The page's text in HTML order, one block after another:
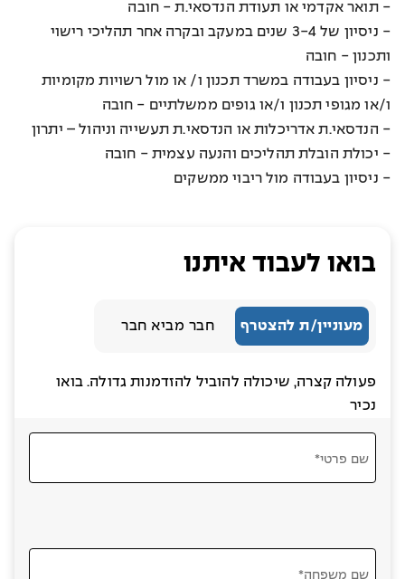
- תואר אקדמי או תעודת הנדסאי.ת - חובה
- ניסיון של 3-4 שנים במעקב ובקרה אחר תהליכי רישוי
ותכנון - חובה
- ניסיון בעבודה במשרד תכנון ו/ או מול רשויות מקומיות
ו/או מגופי תכנון ו/או גופים ממשלתיים - חובה
- הנדסאי.ת אדריכלות או הנדסאי.ת תעשייה וניהול – יתרון
- יכולת הובלת תהליכים והנעה עצמית - חובה
- ניסיון בעבודה מול ריבוי ממשקים
בואו לעבוד איתנו
מעוניין/ת להצטרף חבר מביא חבר
פעולה קצרה, שיכולה להוביל להזדמנות גדולה. בואו
נכיר
שם פרטי*
שם משפחה*